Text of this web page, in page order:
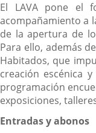
El LAVA pone el
acompañamiento a
de la apertura de
Para ello, además
Habitados, que
creación escénica
programación
exposiciones,
Entradas y abonos